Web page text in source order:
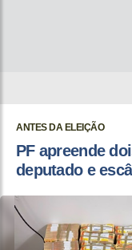
ANTES DA ELEIÇÃO
PF apreende
deputado e